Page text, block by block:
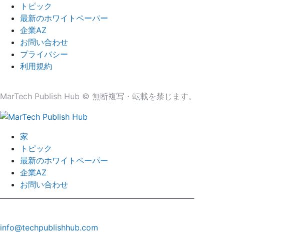
トピック
最新のホワイトペーパー
企業AZ
お問い合わせ
プライバシー
利用規約
MarTech Publish Hub © 無断複写・転載を禁じます。
家
トピック
最新のホワイトペーパー
企業AZ
お問い合わせ
info@techpublishhub.com